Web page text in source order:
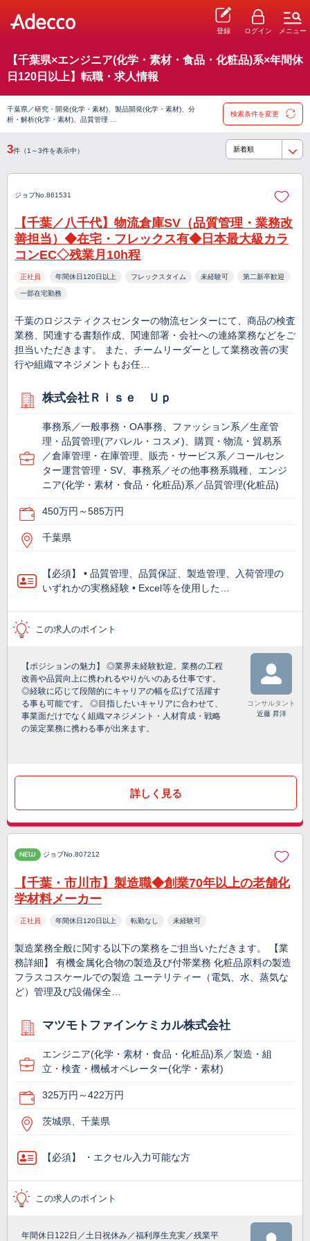
登録 ログイン メニュー
【千葉県×エンジニア(化学・素材・食品・化粧品)系×年間休
日120日以上】転職・求人情報
千葉県／研究・開発(化学・素材)、製品開発(化学・素材)、分
析・解析(化学・素材)、品質管理 …
検索条件を変更
3件（1～3件を表示中）
ジョブNo.861531
【千葉／八千代】物流倉庫SV（品質管理・業務改
善担当）◆在宅・フレックス有◆日本最大級カラ
コンEC◇残業月10h程
正社員 年間休日120日以上 フレックスタイム 未経験可 第二新卒歓迎
一部在宅勤務
千葉のロジスティクスセンターの物流センターにて、商品の検査
業務、関連する書類作成、関連部署・会社への連絡業務などをご
担当いただきます。 また、チームリーダーとして業務改善の実
行や組織マネジメントもお任…
株式会社Ｒｉｓｅ Ｕｐ
事務系／一般事務・OA事務、ファッション系／生産管
理・品質管理(アパレル・コスメ)、購買・物流・貿易系
／倉庫管理・在庫管理、販売・サービス系／コールセン
ター運営管理・SV、事務系／その他事務系職種、エンジ
ニア(化学・素材・食品・化粧品)系／品質管理(化粧品)
450万円～585万円
千葉県
【必須】 • 品質管理、品質保証、製造管理、入荷管理の
いずれかの実務経験 • Excel等を使用した…
この求人のポイント
【ポジションの魅力】 ◎業界未経験歓迎。業務の工程
改善や品質向上に携われるやりがいのある仕事です。
◎経験に応じて段階的にキャリアの幅を広げて活躍す
る事も可能です。 ◎目指したいキャリアに合わせて、
事業面だけでなく組織マネジメント・人材育成・戦略
の策定業務に携わる事が出来ます。
コンサルタント
近藤 昇洋
詳しく見る
NEW ジョブNo.807212
【千葉・市川市】製造職◆創業70年以上の老舗化
学材料メーカー
正社員 年間休日120日以上 転勤なし 未経験可
製造業務全般に関する以下の業務をご担当いただきます。 【業
務詳細】 有機金属化合物の製造及び付帯業務 化粧品原料の製造
フラスコスケールでの製造 ユーテリティー（電気、水、蒸気な
ど）管理及び設備保全…
マツモトファインケミカル株式会社
エンジニア(化学・素材・食品・化粧品)系／製造・組
立・検査・機械オペレーター(化学・素材)
325万円～422万円
茨城県、千葉県
【必須】 ・エクセル入力可能な方
この求人のポイント
年間休日122日／土日祝休み／福利厚生充実／残業平